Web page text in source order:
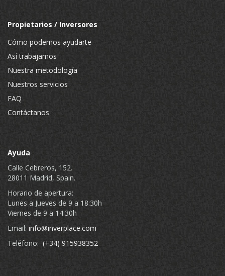
Propietarios / Inversores
Cómo podemos ayudarte
Así trabajamos
Nuestra metodología
Nuestros servicios
FAQ
Contáctanos
Ayuda
Calle Cebreros, 152.
28011 Madrid, Spain.
Horario de apertura:
Lunes a Jueves de 9 a 18:30h
Viernes de 9 a 14:30h
Email: info@inverplace.com
Teléfono: (+34) 915938352